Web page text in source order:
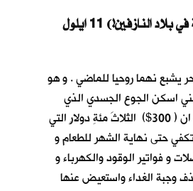
حلم يقظة (رحلة في بلاد النازفين!) 11 ايلول
يشبع نهما روحيا للماضي . و هو
اسكن الجوع الجسدي الذي
يؤرقني كل ما تذكرت ان ( 300$) الثلاثَ مئةِ دولارٍ التي
حتى نهاية الشهر للطعام و
و فواتير الوقود والكهرباء و
وجبة الغداء واستعيض عنها